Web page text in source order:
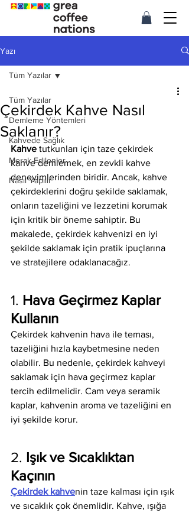
Yazı
Tüm Yazılar
Demleme Yöntemleri
Kahvede Sağlık
Merak Edilenler
Nasıl Yapılır
Tüm Yazılar
Çekirdek Kahve Nasıl
Saklanır?
Kahve tutkunları için taze çekirdek
kahve demlemek, en zevkli kahve
deneyimlerinden biridir. Ancak, kahve
çekirdeklerini doğru şekilde saklamak,
onların tazeliğini ve lezzetini korumak
için kritik bir öneme sahiptir. Bu
makalede, çekirdek kahvenizi en iyi
şekilde saklamak için pratik ipuçlarına
ve stratejilere odaklanacağız.
1. Hava Geçirmez Kaplar
Kullanın
Çekirdek kahvenin hava ile teması,
tazeliğini hızla kaybetmesine neden
olabilir. Bu nedenle, çekirdek kahveyi
saklamak için hava geçirmez kaplar
tercih edilmelidir. Cam veya seramik
kaplar, kahvenin aroma ve tazeliğini en
iyi şekilde korur.
2. Işık ve Sıcaklıktan
Kaçının
Çekirdek kahvenin taze kalması için ışık
ve sıcaklık çok önemlidir. Kahve, ışığa